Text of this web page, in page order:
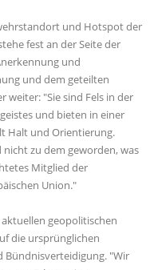
und Hotspot der
fest an der Seite der
und
und dem geteilten
weiter: "Sie sind Fels in der
und bieten in einer
Halt und Orientierung.
zu dem geworden, was
Mitglied der
Union."
geopolitischen
die ursprünglichen
Bündnisverteidigung. "Wir